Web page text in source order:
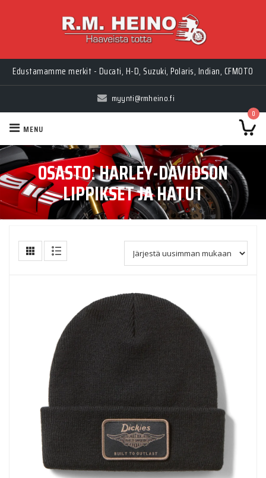
Edustamamme merkit - Ducati, H-D, Suzuki, Polaris, Indian, CFMOTO
myynti@rmheino.fi
0
MENU
OSASTO:HARLEY-DAVIDSON
LIPPIKSET JA HATUT